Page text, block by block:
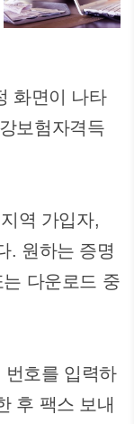
화면이 나타
보험자격득
역 가입자,
. 원하는 증명
다운로드 중
번호를 입력하
후 팩스 보내